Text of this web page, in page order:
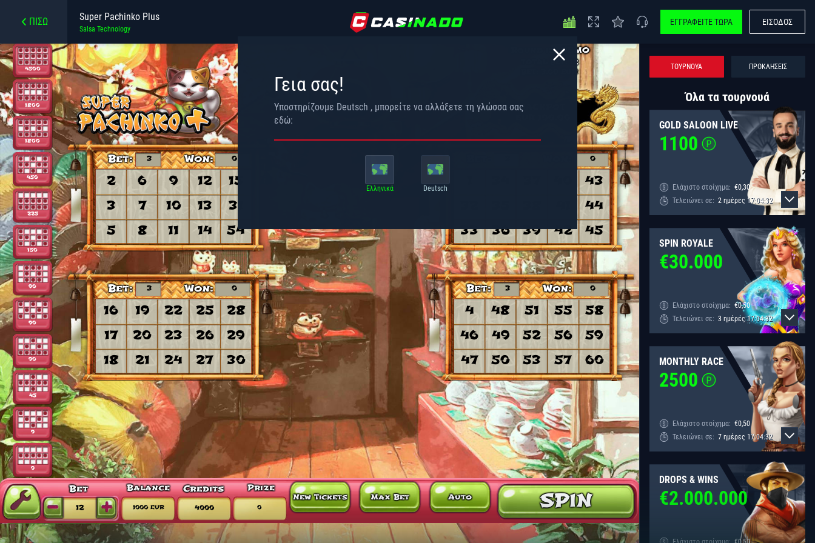
ΠΊΣΩ Super Pachinko Plus
Salsa Technology
ΕΓΓΡΑΦΕΊΤΕ ΤΏΡΑ ΕΊΣΟΔΟΣ
ΤΟΥΡΝΟΥΆ ΠΡΟΚΛΉΣΕΙΣ
Όλα τα τουρνουά
GOLD SALOON LIVE
1100
Ελάχιστο στοίχημα: €0,30
Τελειώνει σε: 2 ημέρες 17:04:32
SPIN ROYALE
€30.000
Ελάχιστο στοίχημα: €0,50
Τελειώνει σε: 3 ημέρες 17:04:32
MONTHLY RACE
2500
Ελάχιστο στοίχημα: €0,50
Τελειώνει σε: 7 ημέρες 17:04:32
DROPS & WINS
€2.000.000
Γεια σας!
Υποστηρίζουμε Deutsch , μπορείτε να αλλάξετε τη γλώσσα σας
εδώ:
Ελληνικά Deutsch